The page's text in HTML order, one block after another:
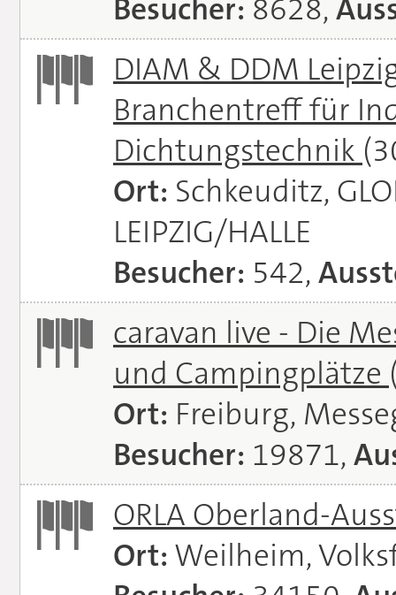
Besucher: 8628,
DIAM & DDM
Branchentreff für
Dichtungstechnik
Ort: Schkeuditz,
LEIPZIG/HALLE
Besucher: 542,
caravan live - Die
und Campingplätze
Ort: Freiburg,
Besucher: 19871,
ORLA Oberland-
Ort: Weilheim,